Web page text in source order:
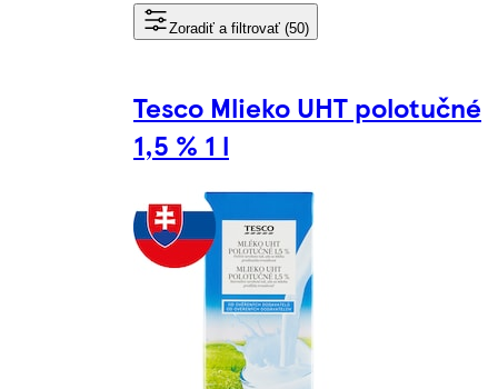
Zoradiť a filtrovať (50)
Tesco Mlieko UHT polotučné
1,5 % 1 l